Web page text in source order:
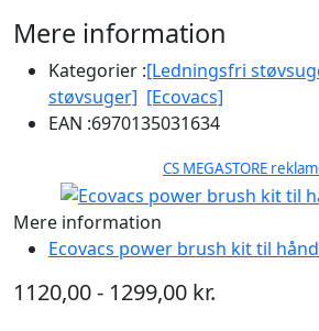
Mere information
Kategorier :[Ledningsfri
støvsuger] [Ecovacs]
EAN :6970135031634
CS MEGASTORE
Mere information
Ecovacs power brush kit til
1120,00 - 1299,00 kr.